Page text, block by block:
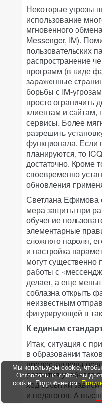
Некоторые угрозы
использование
мгновенного
Messenger, IM).
пользовательских
распространение
программ (в виде
зараженные
борьбы с IM-
просто ограничить
клиентам и
сервисы. Более
разрешить
функционала. Если
планируются, то
достаточно. Кроме
своевременно
обновления
Светлана Ефимова
мера защиты при
обучение
элементарные
сложного пароля,
и настройка
могут существенно
работы с
делает, а еще
соблазна открыть
неизвестным
фигурирующей в
К единым
Итак, ситуация с
в образовании
предоставлены
развития учебного
ход событий
и педагогов. А
Мы используем cookie,
Оставаясь на сайте, вы
cookie. Подробнее см.